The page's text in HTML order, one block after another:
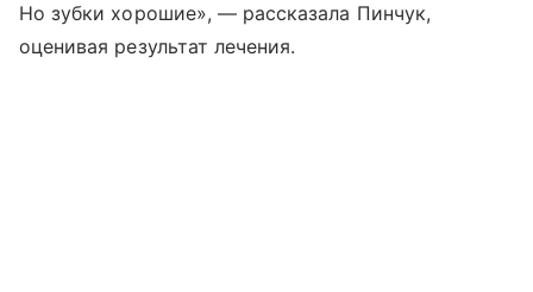
Но зубки хорошие», — рассказала Пинчук,
оценивая результат лечения.